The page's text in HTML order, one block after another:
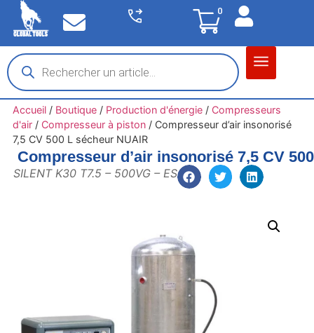
0
Accueil/ Boutique/ Production d'énergie/ Compresseurs
d'air/ Compresseur à piston/ Compresseur d’air insonorisé
7,5 CV 500 L sécheur NUAIR
Compresseur d’air insonorisé 7,5 CV
SILENT K30 T7.5 – 500VG – ES